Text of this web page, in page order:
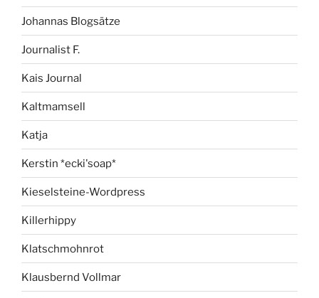
Johannas Blogsätze
Journalist F.
Kais Journal
Kaltmamsell
Katja
Kerstin *ecki'soap*
Kieselsteine-Wordpress
Killerhippy
Klatschmohnrot
Klausbernd Vollmar